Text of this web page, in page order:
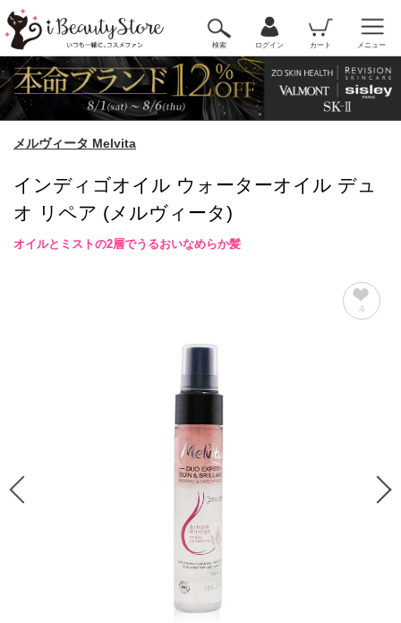
検索 ログイン カート メニュー
メルヴィータ Melvita
インディゴオイル ウォーターオイル デュ
オ リペア (メルヴィータ)
オイルとミストの2層でうるおいなめらか髪
4